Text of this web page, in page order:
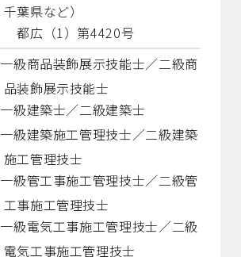
千葉県など）
都広（1）第4420号
一級商品装飾展示技能士／二級商
品装飾展示技能士
一級建築士／二級建築士
一級建築施工管理技士／二級建築
施工管理技士
一級管工事施工管理技士／二級管
工事施工管理技士
一級電気工事施工管理技士／二級
電気工事施工管理技士